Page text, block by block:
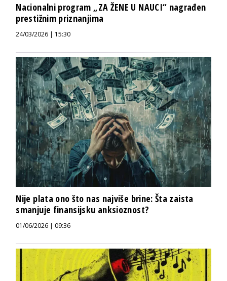
Nacionalni program „ZA ŽENE U NAUCI“ nagrađen
prestižnim priznanjima
24/03/2026 | 15:30
Nije plata ono što nas najviše brine: Šta zaista
smanjuje finansijsku anksioznost?
01/06/2026 | 09:36